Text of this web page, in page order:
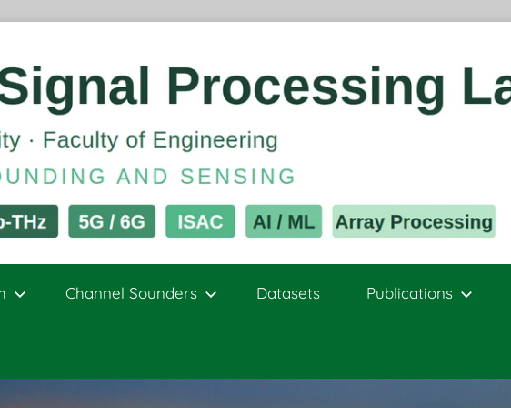
Channel Sounders Datasets Publications